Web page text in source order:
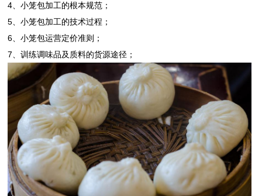
4、小笼包加工的根本规范；
5、小笼包加工的技术过程；
6、小笼包运营定价准则；
7、训练调味品及质料的货源途径；